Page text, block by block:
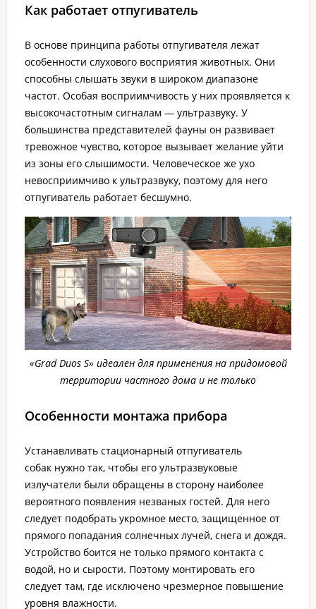
Как работает отпугиватель
В основе принципа работы отпугивателя лежат
особенности слухового восприятия животных. Они
способны слышать звуки в широком диапазоне
частот. Особая восприимчивость у них проявляется к
высокочастотным сигналам — ультразвуку. У
большинства представителей фауны он развивает
тревожное чувство, которое вызывает желание уйти
из зоны его слышимости. Человеческое же ухо
невосприимчиво к ультразвуку, поэтому для него
отпугиватель работает бесшумно.
«Grad Duos S» идеален для применения на придомовой
территории частного дома и не только
Особенности монтажа прибора
Устанавливать стационарный отпугиватель
собак нужно так, чтобы его ультразвуковые
излучатели были обращены в сторону наиболее
вероятного появления незваных гостей. Для него
следует подобрать укромное место, защищенное от
прямого попадания солнечных лучей, снега и дождя.
Устройство боится не только прямого контакта с
водой, но и сырости. Поэтому монтировать его
следует там, где исключено чрезмерное повышение
уровня влажности.